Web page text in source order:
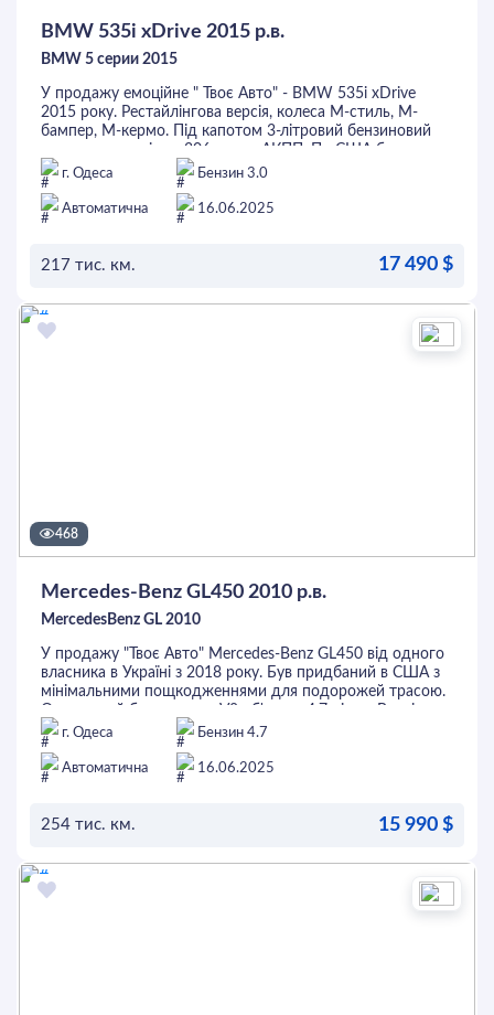
BMW 535i xDrive 2015 р.в.
BMW 5 серии 2015
У продажу емоційне " Твоє Авто" - BMW 535i xDrive
2015 року. Рестайлінгова версія, колеса М-стиль, М-
бампер, М-кермо. Під капотом 3-літровий бензиновий
двигун потужністю 306 к.с. та АКПП. По США були
незначні пошкодження та ціла безпека. Фарбовано
тільки капот, крила були замінені. В салоні темна шкіра,
2-зонний клімат-контроль, круїз-контроль, підігрів
керма, підігрів всіх сидінь, проекція на лобове скло та
перевірити на будь-якому СТО. Це та інші авто можна
г. Одеса Бензин 3.0
Автоматична 16.06.2025
217 тис. км. 17 490 $
ОСТАВИТЬ ЗАЯВКУ
468
Mercedes-Benz GL450 2010 р.в.
MercedesBenz GL 2010
У продажу "Твоє Авто" Mercedes-Benz GL450 від одного
власника в Україні з 2018 року. Був придбаний в США з
мінімальними пощкодженнями для подорожей трасою.
Оснащений бензиновим V8 об'ємом 4.7 літри. Версія для
7 пасажирів третій ряд сидінь має елетропривід. Авто
оснащено пневмопідвіскою Airmatic, яка повністю
обслужена та повним приводом. В салоні світла шкіра,
підігріви передніх сидінь, 2-зонний клімат-контроль,
багато іншого. Гнучки умови купівлі, цю та інші автівки
г. Одеса Бензин 4.7
Автоматична 16.06.2025
254 тис. км. 15 990 $
ОСТАВИТЬ ЗАЯВКУ